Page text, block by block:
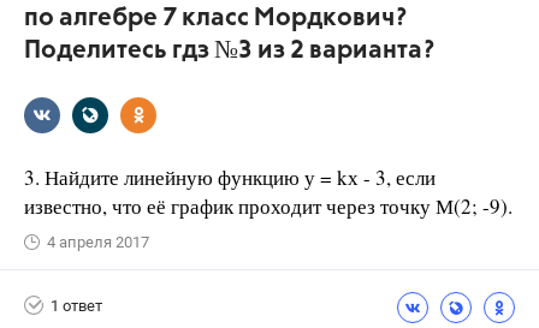
по алгебре 7 класс Мордкович?
Поделитесь гдз №3 из 2 варианта?
3. Найдите линейную функцию у = kх - 3, если
известно, что её график проходит через точку М(2; -9).
4 апреля 2017
1 ответ